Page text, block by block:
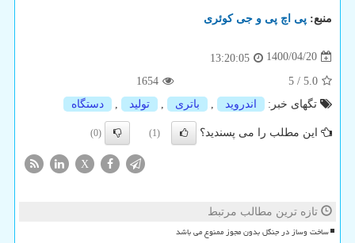
منبع: پی اچ پی و جی كوئری
1400/04/20
13:20:05
5.0
/
5
1654
تگهای خبر:
اندروید باتری تولید دستگاه
این مطلب را می پسندید؟ (1)
(0)
X
تازه ترین مطالب مرتبط
ساخت وساز در جنگل بدون مجوز ممنوع می باشد